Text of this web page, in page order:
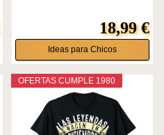
18,99 €
Ideas para Chicos
OFERTAS CUMPLE 1980